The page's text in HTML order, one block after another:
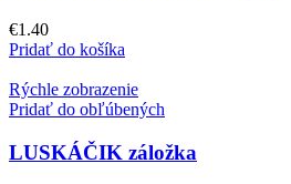
€1.40
Pridať do košíka
Rýchle zobrazenie
Pridať do obľúbených
LUSKÁČIK záložka